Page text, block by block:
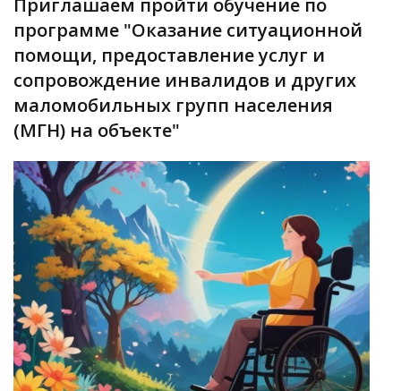
Приглашаем пройти обучение по
программе "Оказание ситуационной
помощи, предоставление услуг и
сопровождение инвалидов и других
маломобильных групп населения
(МГН) на объекте"